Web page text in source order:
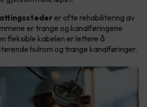
er ofte rehabilitering av
er trange og kanalføringene
fleksible kabelen er lettere å
hulrom og trange kanalføringer.